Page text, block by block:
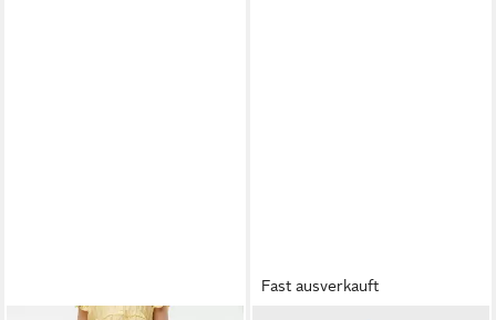
Fast ausverkauft